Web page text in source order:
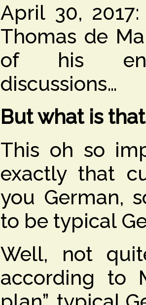
April 30,
Thomas de
of his
discussions…
But what is
This oh so
exactly that
you German,
to be typical
Well, not
according to